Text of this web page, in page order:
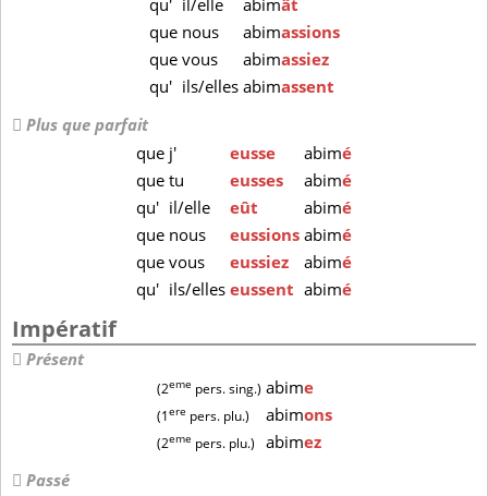
qu' il/elle abimât
que nous abimassions
que vous abimassiez
qu' ils/elles abimassent
Plus que parfait
que j' eusse abimé
quetu eusses abimé
qu' il/elle eût abimé
que nous eussionsabimé
quevous eussiez abimé
qu' ils/elleseussent abimé
Impératif
Présent
(2eme pers. sing.) abime
(1ere pers. plu.) abimons
(2eme pers. plu.) abimez
Passé